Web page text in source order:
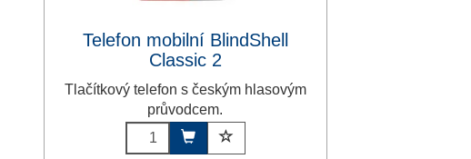
Telefon mobilní BlindShell
Classic 2
Tlačítkový telefon s českým hlasovým
průvodcem.